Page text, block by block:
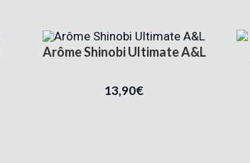
Arôme Shinobi Ultimate A&L
13,90€